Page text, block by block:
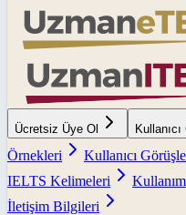
Ücretsiz Üye Ol
Örnekleri
Kullanıcı
IELTS Kelimeleri
İletişim Bilgileri